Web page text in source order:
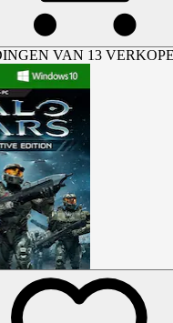
VAN 13